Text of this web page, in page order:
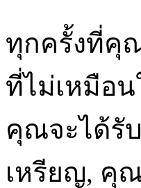
ทุกครั้งที่คุ
ที่ไม่เหมือ
คุณจะได้รั
เหรียญ, คุ